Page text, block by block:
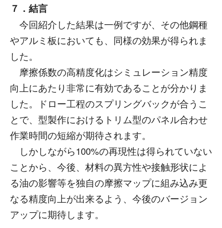
７．結言
今回紹介した結果は一例ですが、その他鋼種
やアルミ板においても、同様の効果が得られま
した。
摩擦係数の高精度化はシミュレーション精度
向上にあたり非常に有効であることが分かりま
した。ドロー工程のスプリングバックが合うこ
とで、型製作におけるトリム型のパネル合わせ
作業時間の短縮が期待されます。
しかしながら100%の再現性は得られていない
ことから、今後、材料の異方性や接触形状によ
る油の影響等を独自の摩擦マップに組み込み更
なる精度向上が出来るよう、今後のバージョン
アップに期待します。